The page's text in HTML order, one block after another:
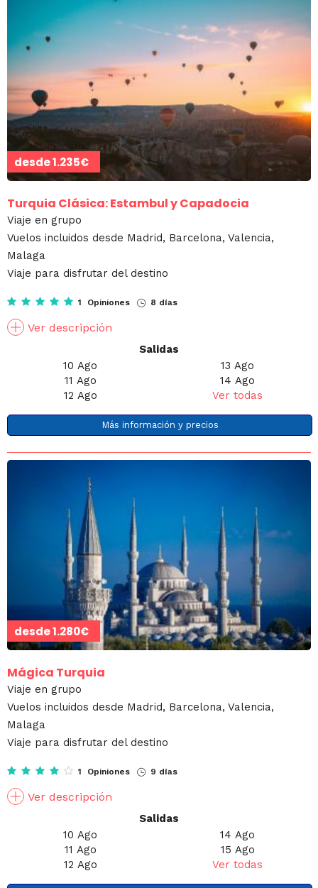
desde1.235€
Turquia Clásica: Estambul y Capadocia
Viaje en grupo
Vuelos incluidos desde Madrid, Barcelona, Valencia,
Malaga
Viaje para disfrutar del destino
1 Opiniones 8 días
Ver descripción
Salidas
10 Ago
11 Ago
12 Ago
13 Ago
14 Ago
Ver todas
Más información y precios
desde1.280€
Mágica Turquia
Viaje en grupo
Vuelos incluidos desde Madrid, Barcelona, Valencia,
Malaga
Viaje para disfrutar del destino
1 Opiniones 9 días
Ver descripción
Salidas
10 Ago
11 Ago
12 Ago
14 Ago
15 Ago
Ver todas